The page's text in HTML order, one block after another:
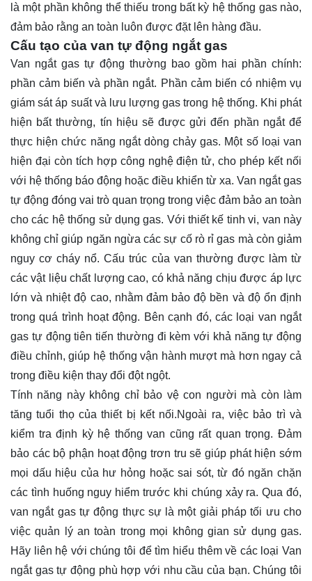
là một phần không thể thiếu trong bất kỳ hệ thống gas nào,
đảm bảo rằng an toàn luôn được đặt lên hàng đầu.
Cấu tạo của van tự động ngắt gas
Van ngắt gas tự động thường bao gồm hai phần chính:
phần cảm biến và phần ngắt. Phần cảm biến có nhiệm vụ
giám sát áp suất và lưu lượng gas trong hệ thống. Khi phát
hiện bất thường, tín hiệu sẽ được gửi đến phần ngắt để
thực hiện chức năng ngắt dòng chảy gas. Một số loại van
hiện đại còn tích hợp công nghệ điện tử, cho phép kết nối
với hệ thống báo động hoặc điều khiển từ xa. Van ngắt gas
tự động đóng vai trò quan trọng trong việc đảm bảo an toàn
cho các hệ thống sử dụng gas. Với thiết kế tinh vi, van này
không chỉ giúp ngăn ngừa các sự cố rò rỉ gas mà còn giảm
nguy cơ cháy nổ. Cấu trúc của van thường được làm từ
các vật liệu chất lượng cao, có khả năng chịu được áp lực
lớn và nhiệt độ cao, nhằm đảm bảo độ bền và độ ổn định
trong quá trình hoạt động. Bên cạnh đó, các loại van ngắt
gas tự động tiên tiến thường đi kèm với khả năng tự động
điều chỉnh, giúp hệ thống vận hành mượt mà hơn ngay cả
trong điều kiện thay đổi đột ngột.
Tính năng này không chỉ bảo vệ con người mà còn làm
tăng tuổi thọ của thiết bị kết nối.Ngoài ra, việc bảo trì và
kiểm tra định kỳ hệ thống van cũng rất quan trọng. Đảm
bảo các bộ phận hoạt động trơn tru sẽ giúp phát hiện sớm
mọi dấu hiệu của hư hỏng hoặc sai sót, từ đó ngăn chặn
các tình huống nguy hiểm trước khi chúng xảy ra. Qua đó,
van ngắt gas tự động thực sự là một giải pháp tối ưu cho
việc quản lý an toàn trong mọi không gian sử dụng gas.
Hãy liên hệ với chúng tôi để tìm hiểu thêm về các loại Van
ngắt gas tự động phù hợp với nhu cầu của bạn. Chúng tôi